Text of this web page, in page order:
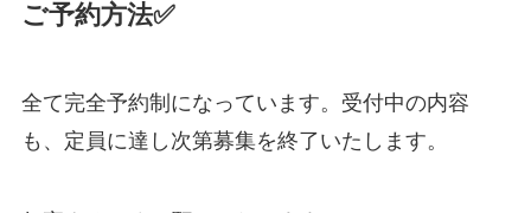
ご予約方法✅
全て完全予約制になっています。受付中の内容
も、定員に達し次第募集を終了いたします。